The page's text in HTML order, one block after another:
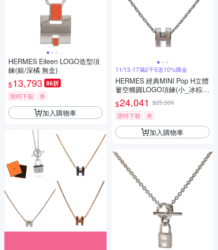
HERMES Eileen LOGO造型項
鍊(銀/深橘 無盒)
$13,793 86折
限時下殺 券
加入購物車
11/13-17滿2千5送10%購金
HERMES 經典MINI Pop H立體
簍空橢圓LOGO項鍊(小_冰棕
色/銀)
$24,041 $25,306
限時下殺
券
加入購物車